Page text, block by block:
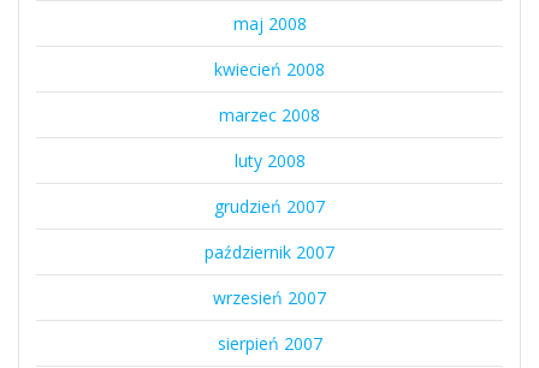
maj 2008
kwiecień 2008
marzec 2008
luty 2008
grudzień 2007
październik 2007
wrzesień 2007
sierpień 2007